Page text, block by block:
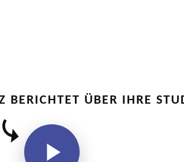
BERICHTET ÜBER IHRE